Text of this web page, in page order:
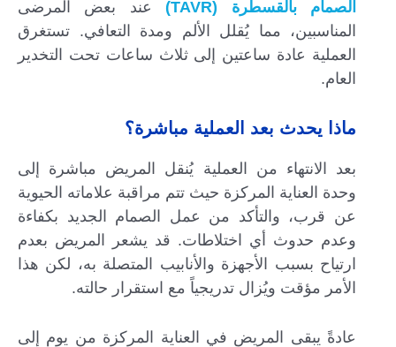
الصمام بالقسطرة (TAVR)
عند بعض المرضى
المناسبين، مما يُقلل الألم ومدة التعافي. تستغرق
العملية عادة ساعتين إلى ثلاث ساعات تحت التخدير
العام.
ماذا يحدث بعد العملية مباشرة؟
بعد الانتهاء من العملية يُنقل المريض مباشرة إلى
وحدة العناية المركزة حيث تتم مراقبة علاماته الحيوية
عن قرب، والتأكد من عمل الصمام الجديد بكفاءة
وعدم حدوث أي اختلاطات. قد يشعر المريض بعدم
ارتياح بسبب الأجهزة والأنابيب المتصلة به، لكن هذا
الأمر مؤقت ويُزال تدريجياً مع استقرار حالته.
عادةً يبقى المريض في العناية المركزة من يوم إلى